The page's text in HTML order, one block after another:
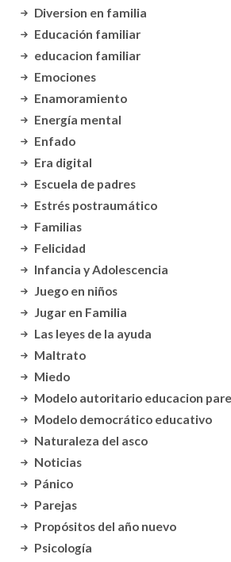
Diversion en familia
Educación familiar
educacion familiar
Emociones
Enamoramiento
Energía mental
Enfado
Era digital
Escuela de padres
Estrés postraumático
Familias
Felicidad
Infancia y Adolescencia
Juego en niños
Jugar en Familia
Las leyes de la ayuda
Maltrato
Miedo
Modelo autoritario educacion
Modelo democrático educativo
Naturaleza del asco
Noticias
Pánico
Parejas
Propósitos del año nuevo
Psicología